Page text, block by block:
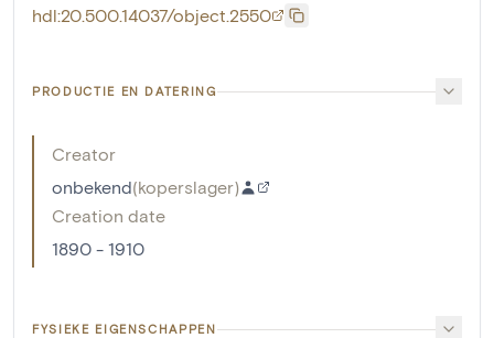
hdl:20.500.14037/object.2550
PRODUCTIE EN DATERING
Creator
onbekend(koperslager)
Creation date
1890 - 1910
FYSIEKE EIGENSCHAPPEN